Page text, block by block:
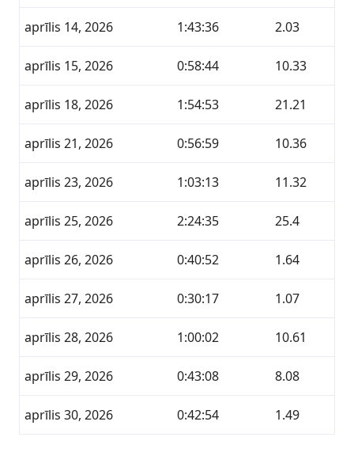
aprīlis 14, 2026 1:43:36 2.03
aprīlis 15, 2026 0:58:44 10.33
aprīlis 18, 2026 1:54:53 21.21
aprīlis 21, 2026 0:56:59 10.36
aprīlis 23, 2026 1:03:13 11.32
aprīlis 25, 2026 2:24:35 25.4
aprīlis 26, 2026 0:40:52 1.64
aprīlis 27, 2026 0:30:17 1.07
aprīlis 28, 2026 1:00:02 10.61
aprīlis 29, 2026 0:43:08 8.08
aprīlis 30, 2026 0:42:54 1.49